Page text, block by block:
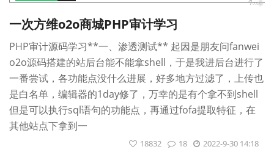
一次方维o2o商城PHP审计学习
PHP审计源码学习**一、渗透测试** 起因是朋友问fanwei
o2o源码搭建的站后台能不能拿shell，于是我进后台进行了
一番尝试，各功能点没什么进展，好多地方过滤了，上传也
是白名单，编辑器的1day修了，万幸的是有个拿不到shell
但是可以执行sql语句的功能点，再通过fofa提取特征，在
其他站点下拿到一
2022-9-30 14:18
18
18832